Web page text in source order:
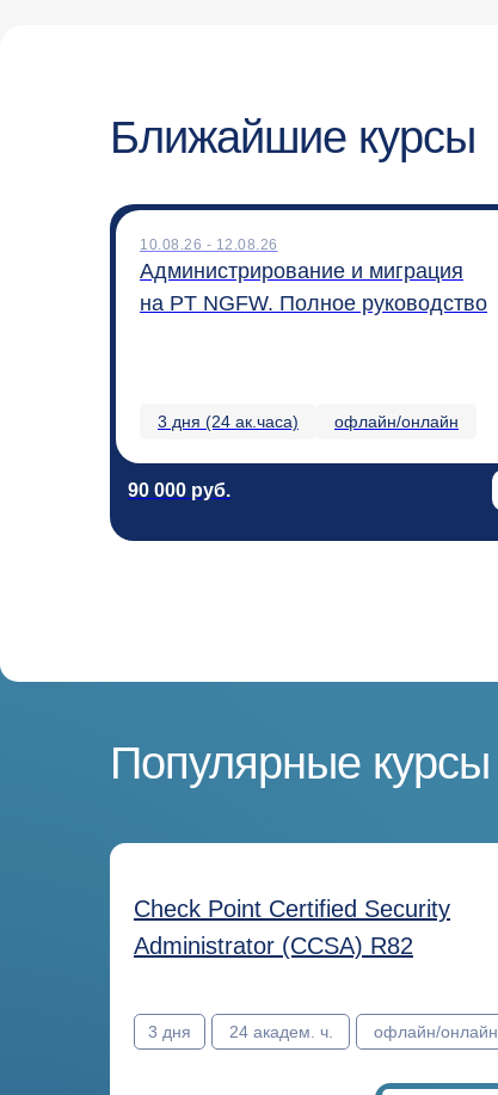
Ближайшие курсы
10.08.26 - 12.08.26
Администрирование и миграция
на PT NGFW. Полное руководство
3 дня (24 ак.часа) офлайн/онлайн
90 000 руб.
Популярные курсы
3 дня 24 академ. ч. офлайн/онлайн
Check Point Certified Security
Administrator (CCSA) R82